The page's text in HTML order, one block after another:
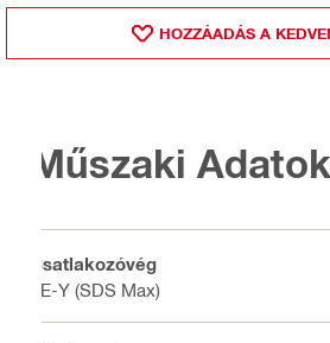
HOZZÁADÁS A
Műszaki Adatok
Csatlakozóvég
TE-Y (SDS Max)